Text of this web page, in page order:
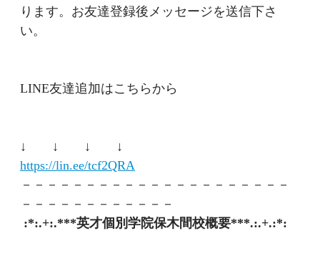
ります。お友達登録後メッセージを送信下さ
い。
LINE友達追加はこちらから
↓ ↓ ↓ ↓
https://lin.ee/tcf2QRA
－－－－－－－－－－－－－－－－－－－－－
－－－－－－－－－－－－
:*:.+:.***英才個別学院保木間校概要***.:.+.:*: